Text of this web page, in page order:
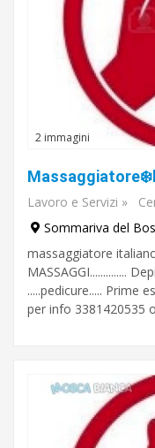
Cerca
Torino
2 immagini
Lavoro e Servizi »
Sommariva del
massaggiatore
MASSAGGI..............
.....pedicure..... Prime
per info 3381420535